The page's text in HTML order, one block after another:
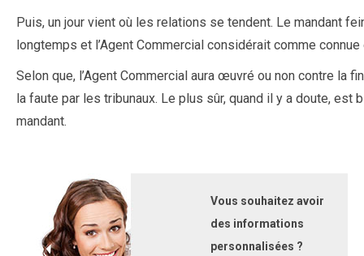
Puis, un jour vient où les relations se tendent. Le mandant
longtemps et l’Agent Commercial considérait comme
Selon que, l’Agent Commercial aura œuvré ou non contre la
la faute par les tribunaux. Le plus sûr, quand il y a doute, est
mandant.
Vous souhaitez avoir
des informations
personnalisées ?